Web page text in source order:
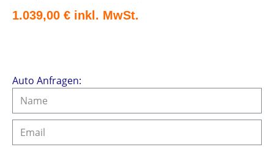
1.039,00 €
Auto Anfragen: